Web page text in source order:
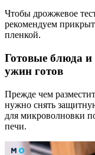
Чтобы дрожжевое
рекомендуем
пленкой.
Готовые блюда
ужин готов
Прежде чем
нужно снять
для микроволновки
печи.